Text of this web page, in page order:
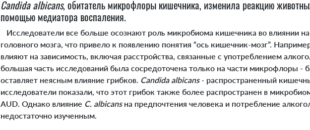
Candida albicans, обитатель микрофлоры кишечника, изменила реакцию
помощью медиатора воспаления.
Исследователи все больше осознают роль микробиома кишечника во влиянии
головного мозга, что привело к появлению понятия “ось кишечник-мозг”.
влияют на зависимость, включая расстройства, связанные с употреблением
большая часть исследований была сосредоточена только на части микрофлоры -
оставляет неясным влияние грибков. Candida albicans- распространенный
исследователи показали, что этот грибок также более распространен в
AUD. Однако влияние C. albicansна предпочтения человека и потребление
недостаточно изученным.